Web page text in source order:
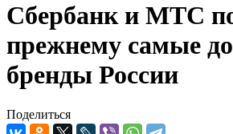
Сбербанк и МТС
прежнему самые
бренды России
Поделиться